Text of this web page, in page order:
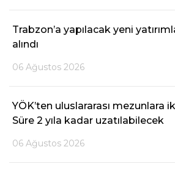
Trabzon’a yapılacak yeni
alındı
06 Ağustos 2026
YÖK’ten uluslararası mezunlara
Süre 2 yıla kadar uzatılabilecek
06 Ağustos 2026